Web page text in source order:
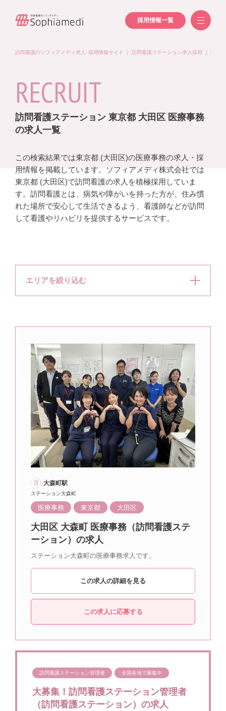
採用情報一覧
訪問看護のソフィアメディ求人･採用情報サイト 訪問看護ステーション求人採用
RECRUIT
訪問看護ステーション 東京都 大田区 医療事務
の求人一覧
この検索結果では東京都 (大田区)の医療事務の求人・採
用情報を掲載しています。ソフィアメディ株式会社では
東京都 (大田区)で訪問看護の求人を積極採用していま
す。訪問看護とは、病気や障がいを持った方が、住み慣
れた場所で安心して生活できるよう、看護師などが訪問
して看護やリハビリを提供するサービスです。
エリアを絞り込む
大森町駅
ステーション大森町
医療事務 東京都 大田区
大田区 大森町 医療事務（訪問看護ステ
ーション）の求人
ステーション大森町の医療事務求人です。
この求人の詳細を見る
この求人に応募する
訪問看護ステーション管理者 全国各地で募集中
大募集！訪問看護ステーション管理者
（訪問看護ステーション）の求人